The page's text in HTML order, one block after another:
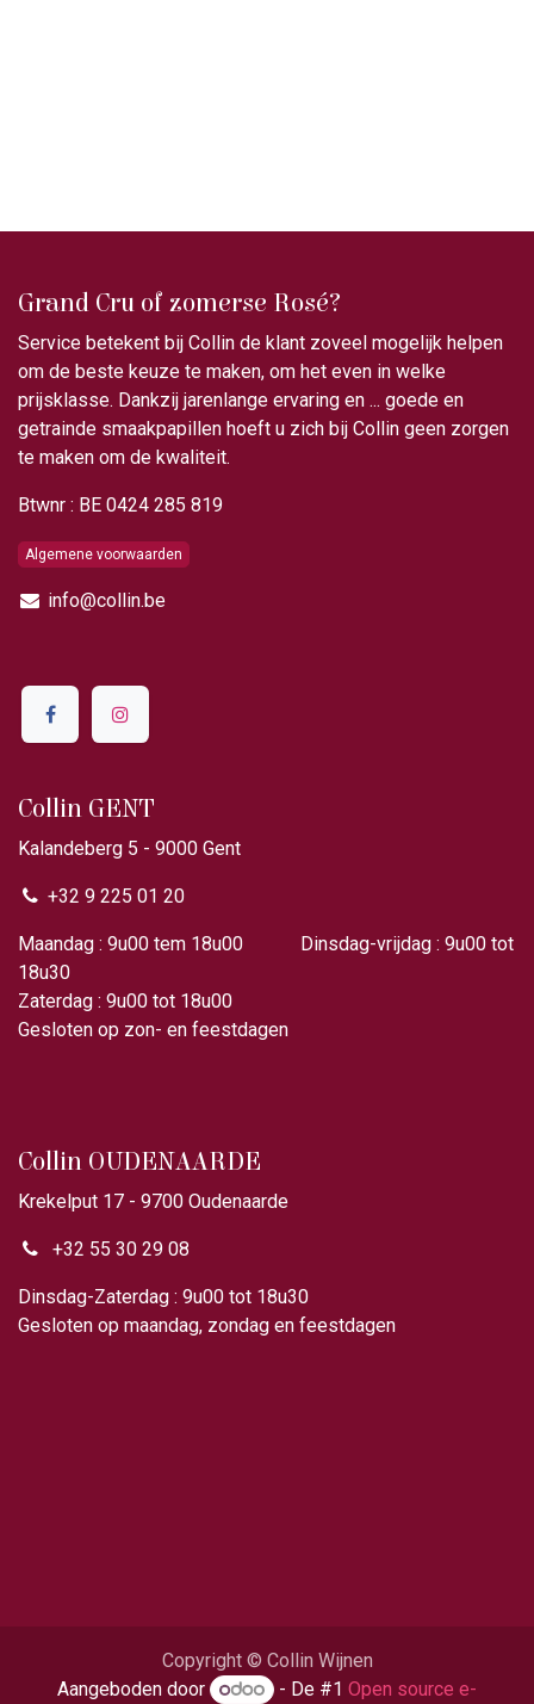
Grand Cru of zomerse Rosé?
Service betekent bij Collin de klant zoveel mogelijk helpen
om de beste keuze te maken, om het even in welke
prijsklasse. Dankzij jarenlange ervaring en ... goede en
getrainde smaakpapillen hoeft u zich bij Collin geen zorgen
te maken om de kwaliteit.
Btwnr : BE 0424 285 819
Algemene voorwaarden
info@collin.be
Collin GENT
Kalandeberg 5 - 9000 Gent​
+32 9 225 01 20
Maandag : 9u00 tem 18u00 Dinsdag-vrijdag : 9u00 tot
18u30
Zaterdag : 9u00 tot 18u00
Gesloten op zon- en feestdagen
Collin OUDENAARDE
Krekelput 17 - 9700 Oudenaarde
+32 55 30 29 08
Dinsdag-Zaterdag : 9u00 tot 18u30
Gesloten op maandag, zondag en feestdagen
Copyright © Collin Wijnen
Aangeboden door
- De #1Open source e-